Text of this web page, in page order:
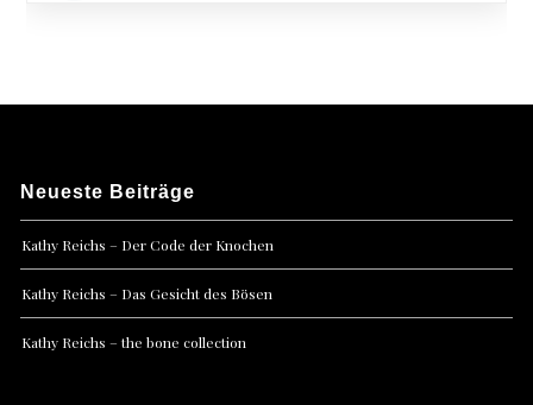
Neueste Beiträge
Kathy Reichs – Der Code der Knochen
Kathy Reichs – Das Gesicht des Bösen
Kathy Reichs – the bone collection